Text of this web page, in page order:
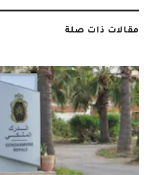
مقالات ذات صلة